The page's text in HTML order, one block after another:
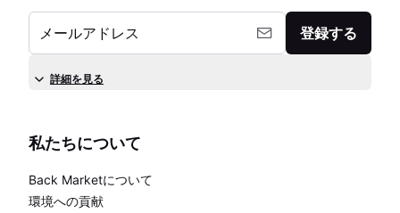
メールアドレス 登録する
詳細を見る
私たちについて
Back Marketについて
環境への貢献